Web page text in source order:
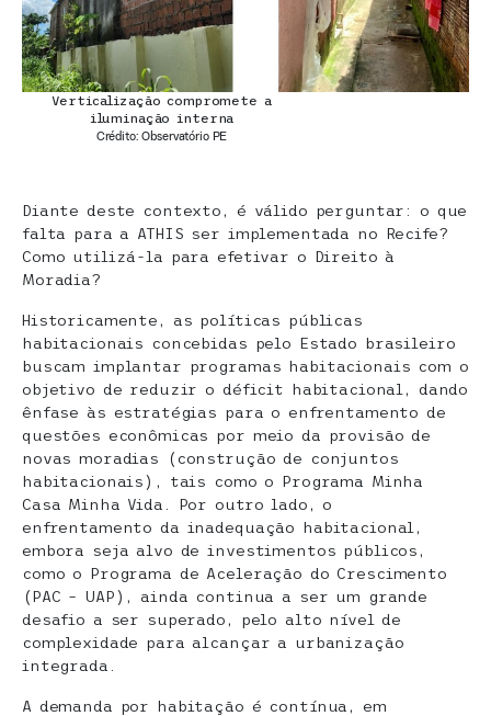
Verticalização compromete a
iluminação interna
Crédito: Observatório PE
Diante deste contexto, é válido perguntar: o que
falta para a ATHIS ser implementada no Recife?
Como utilizá-la para efetivar o Direito à
Moradia?
Historicamente, as políticas públicas
habitacionais concebidas pelo Estado brasileiro
buscam implantar programas habitacionais com o
objetivo de reduzir o déficit habitacional, dando
ênfase às estratégias para o enfrentamento de
questões econômicas por meio da provisão de
novas moradias (construção de conjuntos
habitacionais), tais como o Programa Minha
Casa Minha Vida. Por outro lado, o
enfrentamento da inadequação habitacional,
embora seja alvo de investimentos públicos,
como o Programa de Aceleração do Crescimento
(PAC – UAP), ainda continua a ser um grande
desafio a ser superado, pelo alto nível de
complexidade para alcançar a urbanização
integrada.
A demanda por habitação é contínua, em